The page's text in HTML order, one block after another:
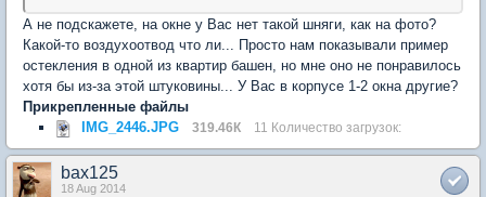
А не подскажете, на окне у Вас нет такой шняги, как на фото?
Какой-то воздухоотвод что ли... Просто нам показывали пример
остекления в одной из квартир башен, но мне оно не понравилось
хотя бы из-за этой штуковины... У Вас в корпусе 1-2 окна другие?
Прикрепленные файлы
IMG_2446.JPG
319.46К 11 Количество загрузок:
bax125
18 Aug 2014